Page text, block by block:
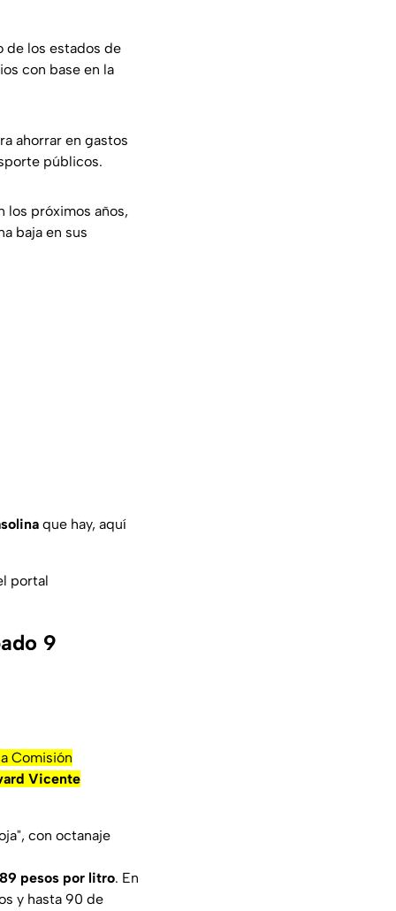
de los estados de
con base en la
ahorrar en gastos
públicos.
los próximos años,
baja en sus
que hay, aquí
portal
9
Comisión
Vicente
con octanaje
pesos por litro. En
y hasta 90 de